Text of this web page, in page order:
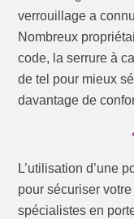
verrouillage a
Nombreux
code, la serrure à
de tel pour mieux
davantage de
L’utilisation d’une
pour sécuriser
spécialistes en